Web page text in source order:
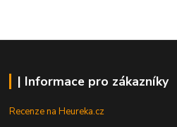
| Informace pro zákazníky
Recenze na Heureka.cz